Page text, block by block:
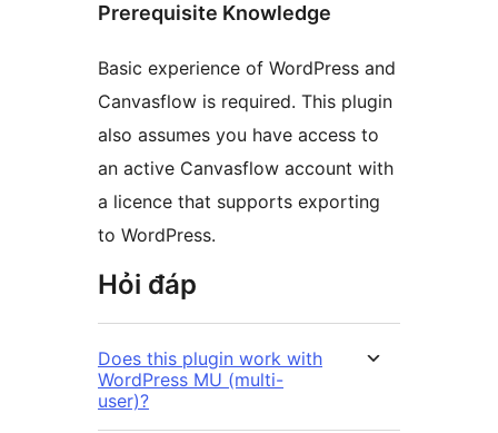
Prerequisite Knowledge
Basic experience of WordPress and
Canvasflow is required. This plugin
also assumes you have access to
an active Canvasflow account with
a licence that supports exporting
to WordPress.
Hỏi đáp
Does this plugin work with
WordPress MU (multi-
user)?